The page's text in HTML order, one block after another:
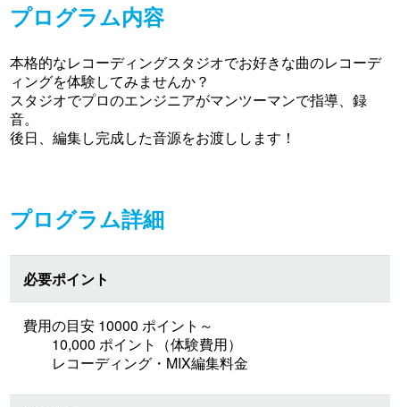
プログラム内容
本格的なレコーディングスタジオでお好きな曲のレコーデ
ィングを体験してみませんか？
スタジオでプロのエンジニアがマンツーマンで指導、録
音。
後日、編集し完成した音源をお渡しします！
プログラム詳細
必要ポイント
費用の目安 10000 ポイント～
10,000 ポイント（体験費用）
レコーディング・MIX編集料金